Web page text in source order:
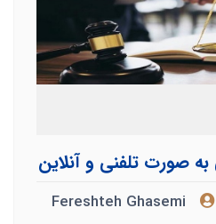
صورت تلفنی و آنلاین
Fereshteh Ghasemi